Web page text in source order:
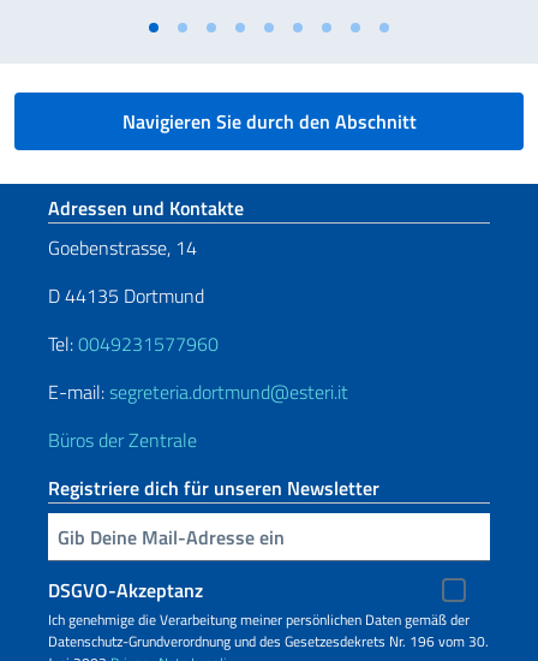
Navigieren Sie durch den Abschnitt
Fußbereich
Adressen und Kontakte
Goebenstrasse, 14
D 44135 Dortmund
Tel:0049231577960
E-mail:segreteria.dortmund@esteri.it
Büros der Zentrale
Registriere dich für unseren Newsletter
Geben Sie Ihre E-Mail ein
DSGVO-Akzeptanz
Ich genehmige die Verarbeitung meiner persönlichen Daten gemäß der
Datenschutz-Grundverordnung und des Gesetzesdekrets Nr. 196 vom 30.